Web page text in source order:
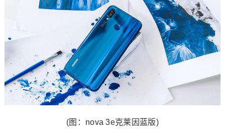
(图：nova 3e克莱因蓝版)